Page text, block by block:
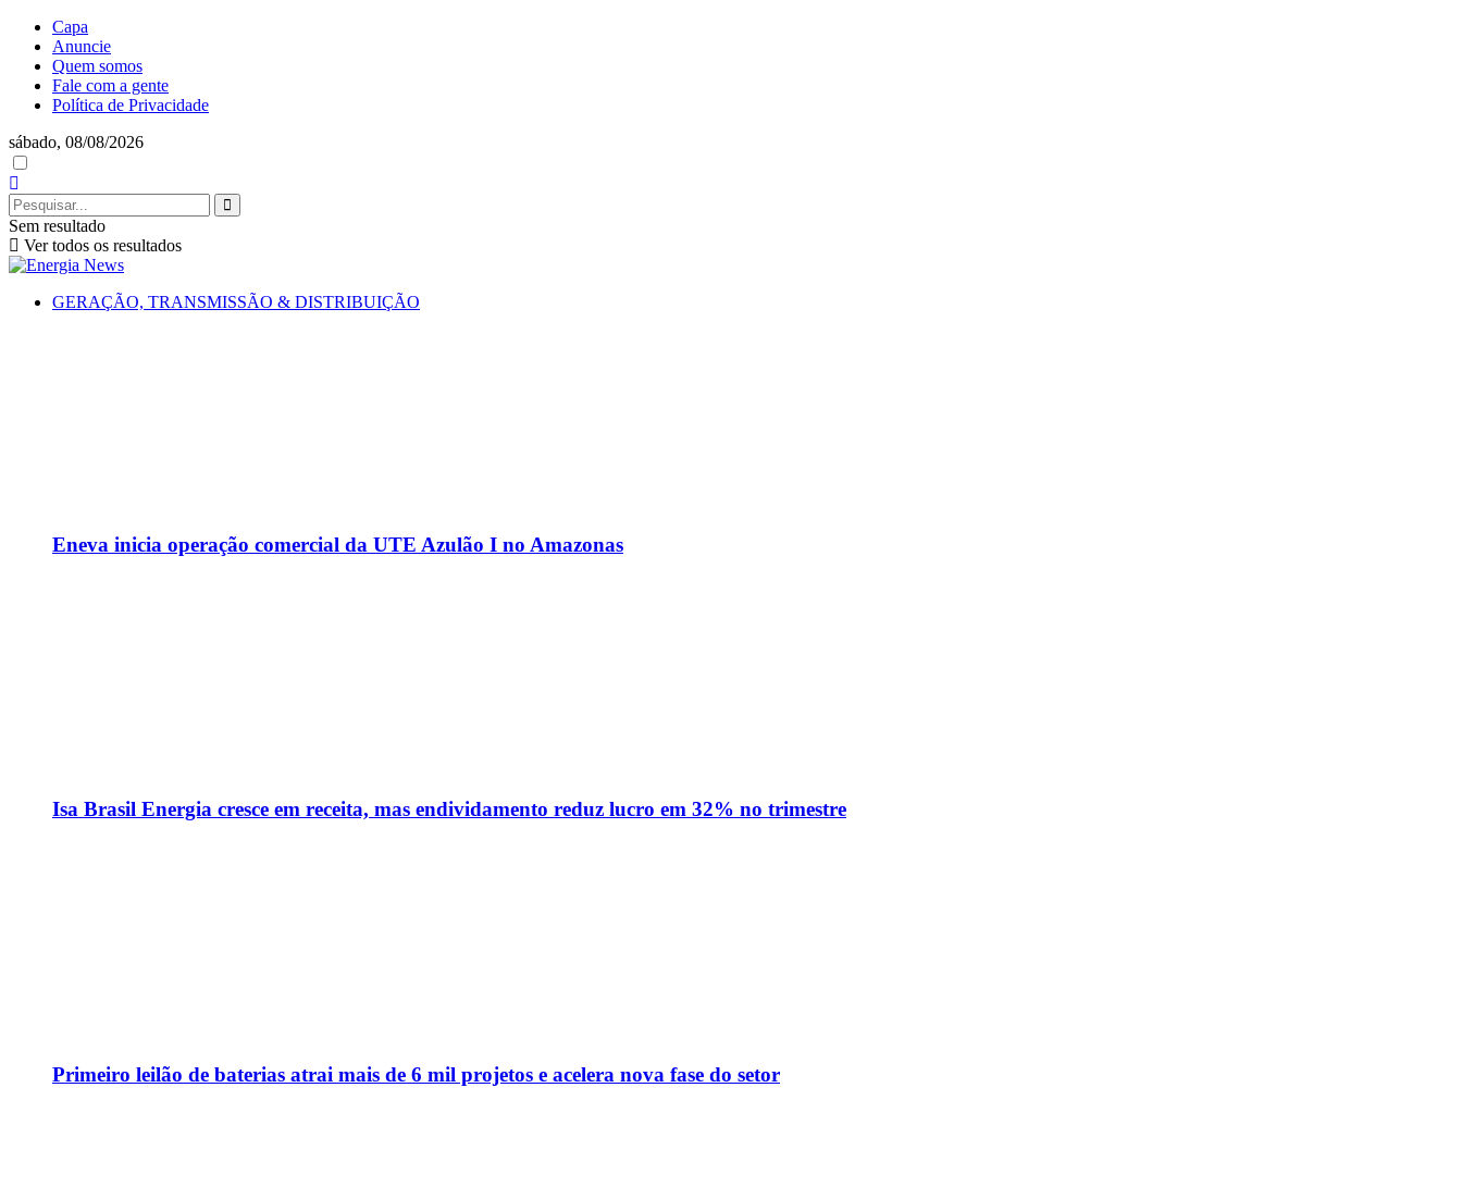
Capa
Anuncie
Quem somos
Fale com a gente
Política de Privacidade
sábado, 08/08/2026
Sem resultado
Ver todos os resultados
GERAÇÃO, TRANSMISSÃO & DISTRIBUIÇÃO
Eneva inicia operação comercial da UTE Azulão I no Amazonas
Isa Brasil Energia cresce em receita, mas endividamento reduz lucro em 32% no trimestre
Primeiro leilão de baterias atrai mais de 6 mil projetos e acelera nova fase do setor